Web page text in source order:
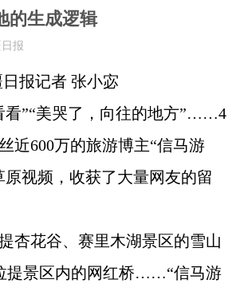
的生成逻辑
报
报记者 张小宓
看”“美哭了，向往的地方”……4
近600万的旅游博主“信马游
原视频，收获了大量网友的留
杏花谷、赛里木湖景区的雪山
提景区内的网红桥……“信马游